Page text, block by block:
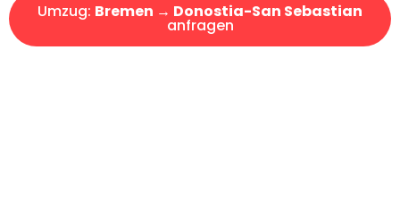
Umzug: Bremen → Donostia-San Sebastian
anfragen